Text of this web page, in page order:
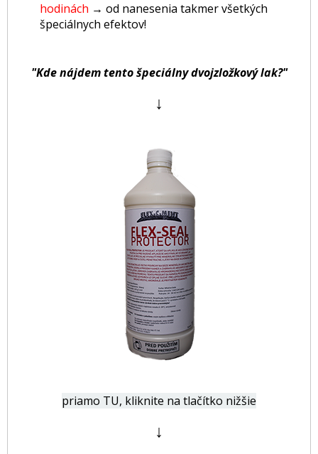
hodinách → od nanesenia takmer všetkých
špeciálnych efektov!
"Kde nájdem tento špeciálny dvojzložkový lak?"
↓
priamo TU, kliknite na tlačítko nižšie
↓